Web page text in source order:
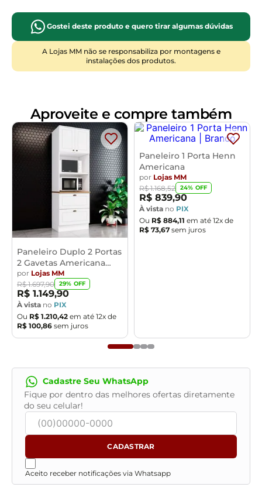
vida útil e suavidade na abertura das portas. Com seus
220,5 cm de altura, o paneleiro aproveita a estrutura
vertical da cozinha sem ocupar área útil do chão, sendo
ideal para ambientes compactos ou amplos.
- Puxadores
- Dobradiças: Metal
Dimensões do Produto:
- Profundidade: 51 cm
- Peso
3 meses pelo fabricante
Gostei deste produto e quero tirar algumas dúvidas
A Lojas MM não se responsabiliza por montagens e
instalações dos produtos.
Aproveite e compre também
Paneleiro Duplo 2 Portas
2 Gavetas Americana
Henn
por Lojas MM
R$ 1.697,90 29% OFF
R$ 1.149,90
À vista no PIX
Ou R$ 1.210,42 em até 12x de
R$ 100,86 sem juros
Paneleiro 1 Porta Henn
Americana
por Lojas MM
R$ 1.168,52 24% OFF
R$ 839,90
À vista no PIX
Ou R$ 884,11 em até 12x de
R$ 73,67 sem juros
Cadastre Seu WhatsApp
Fique por dentro das melhores ofertas diretamente
do seu celular!
CADASTRAR
Aceito receber notificações via Whatsapp